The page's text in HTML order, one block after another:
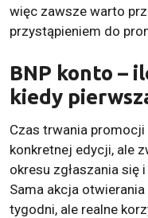
więc zawsze warto
przystąpieniem do
BNP konto –
kiedy
Czas trwania promocji
konkretnej edycji, ale
okresu zgłaszania się
Sama akcja
tygodni, ale realne